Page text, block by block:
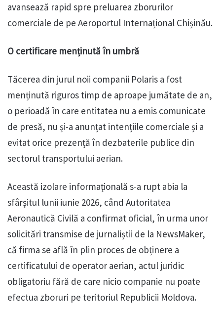
avansează rapid spre preluarea zborurilor
comerciale de pe Aeroportul Internațional Chișinău.
O certificare menținută în umbră
Tăcerea din jurul noii companii Polaris a fost
menținută riguros timp de aproape jumătate de an,
o perioadă în care entitatea nu a emis comunicate
de presă, nu și-a anunțat intențiile comerciale și a
evitat orice prezență în dezbaterile publice din
sectorul transportului aerian.
Această izolare informațională s-a rupt abia la
sfârșitul lunii iunie 2026, când Autoritatea
Aeronautică Civilă a confirmat oficial, în urma unor
solicitări transmise de jurnaliștii de la NewsMaker,
că firma se află în plin proces de obținere a
certificatului de operator aerian, actul juridic
obligatoriu fără de care nicio companie nu poate
efectua zboruri pe teritoriul Republicii Moldova.